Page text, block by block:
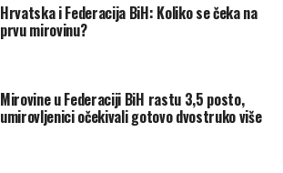
Hrvatska i Federacija BiH: Koliko se čeka na
prvu mirovinu?
Mirovine u Federaciji BiH rastu 3,5 posto,
umirovljenici očekivali gotovo dvostruko više